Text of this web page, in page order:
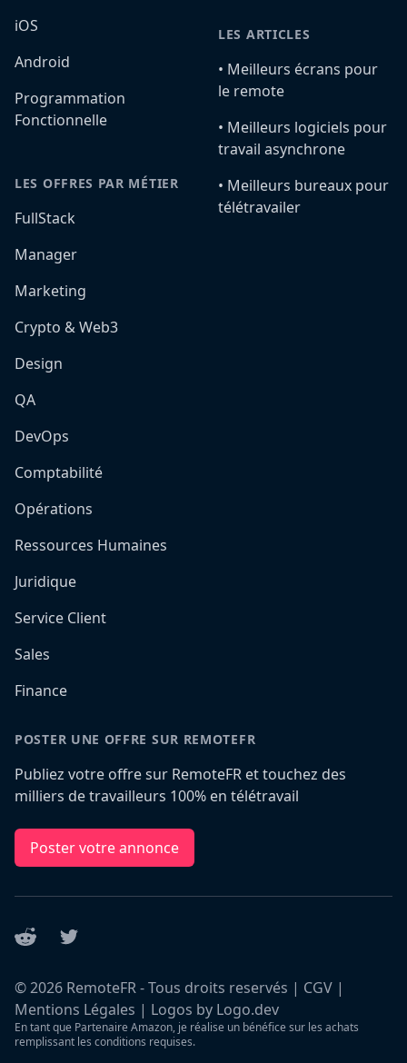
iOS
Android
Programmation
Fonctionnelle
LES OFFRES PAR MÉTIER
FullStack
Manager
Marketing
Crypto & Web3
Design
QA
DevOps
Comptabilité
Opérations
Ressources Humaines
Juridique
Service Client
Sales
Finance
LES ARTICLES
•️ Meilleurs écrans pour
le remote
•️ Meilleurs logiciels pour
travail asynchrone
•️ Meilleurs bureaux pour
télétravailer
POSTER UNE OFFRE SUR REMOTEFR
Publiez votre offre sur RemoteFR et touchez des
milliers de travailleurs 100% en télétravail
Poster votre annonce
Reddit Twitter
©2026 RemoteFR - Tous droits reservés | CGV |
Mentions Légales | Logos by Logo.dev
En tant que Partenaire Amazon, je réalise un bénéfice sur les achats
remplissant les conditions requises.